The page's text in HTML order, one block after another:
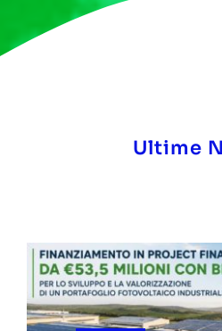
Ultime